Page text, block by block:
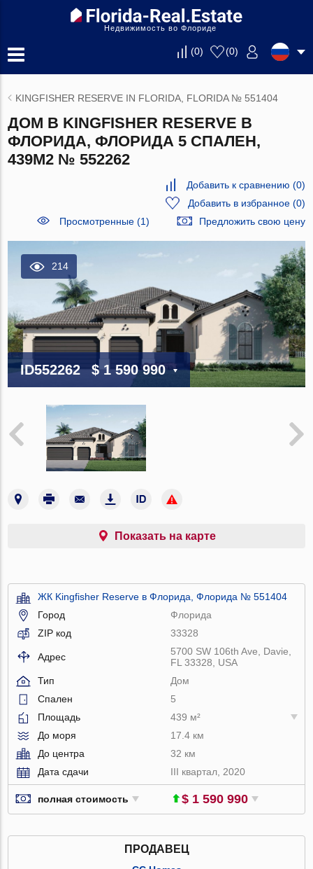
Недвижимость во Флориде
(0) (0)
KINGFISHER RESERVE IN FLORIDA, FLORIDA № 551404
ДОМ В KINGFISHER RESERVE В
ФЛОРИДА, ФЛОРИДА 5 СПАЛЕН,
439М2 № 552262
Добавить к сравнению (0)
Добавить в избранное(0)
Просмотренные (1)
Предложить свою цену
214
ID552262 $ 1 590 990
Показать на карте
ЖК Kingfisher Reserve в Флорида, Флорида № 551404
Город
Флорида
ZIP код
33328
Адрес
5700 SW 106th Ave, Davie,
FL 33328, USA
Тип
Дом
Спален
5
Площадь
439 м²
До моря
17.4 км
До центра
32 км
Дата сдачи
III квартал, 2020
полная стоимость $ 1 590 990
ПРОДАВЕЦ